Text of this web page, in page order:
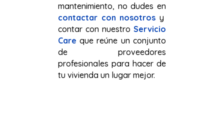
mantenimiento, no dudes en
contactar con nosotros y
contar con nuestro Servicio
Care que reúne un conjunto
de proveedores
profesionales para hacer de
tu vivienda un lugar mejor.